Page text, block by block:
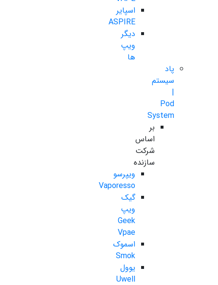
اسپایر
ASPIRE
دیگر
ویپ
ها
پاد
سیستم
|
Pod
System
بر
اساس
شرکت
سازنده
ویپرسو
Vaporesso
گیک
ویپ
Geek
Vpae
اسموک
Smok
یوول
Uwell